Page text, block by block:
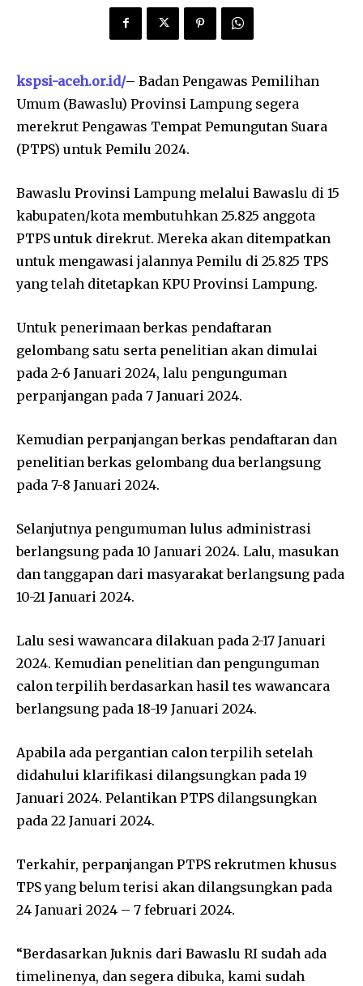
kspsi-aceh.or.id/– Badan Pengawas Pemilihan
Umum (Bawaslu) Provinsi Lampung segera
merekrut Pengawas Tempat Pemungutan Suara
(PTPS) untuk Pemilu 2024.
Bawaslu Provinsi Lampung melalui Bawaslu di 15
kabupaten/kota membutuhkan 25.825 anggota
PTPS untuk direkrut. Mereka akan ditempatkan
untuk mengawasi jalannya Pemilu di 25.825 TPS
yang telah ditetapkan KPU Provinsi Lampung.
Untuk penerimaan berkas pendaftaran
gelombang satu serta penelitian akan dimulai
pada 2-6 Januari 2024, lalu pengunguman
perpanjangan pada 7 Januari 2024.
Kemudian perpanjangan berkas pendaftaran dan
penelitian berkas gelombang dua berlangsung
pada 7-8 Januari 2024.
Selanjutnya pengumuman lulus administrasi
berlangsung pada 10 Januari 2024. Lalu, masukan
dan tanggapan dari masyarakat berlangsung pada
10-21 Januari 2024.
Lalu sesi wawancara dilakuan pada 2-17 Januari
2024. Kemudian penelitian dan pengunguman
calon terpilih berdasarkan hasil tes wawancara
berlangsung pada 18-19 Januari 2024.
Apabila ada pergantian calon terpilih setelah
didahului klarifikasi dilangsungkan pada 19
Januari 2024. Pelantikan PTPS dilangsungkan
pada 22 Januari 2024.
Terkahir, perpanjangan PTPS rekrutmen khusus
TPS yang belum terisi akan dilangsungkan pada
24 Januari 2024 – 7 februari 2024.
“Berdasarkan Juknis dari Bawaslu RI sudah ada
timelinenya, dan segera dibuka, kami sudah